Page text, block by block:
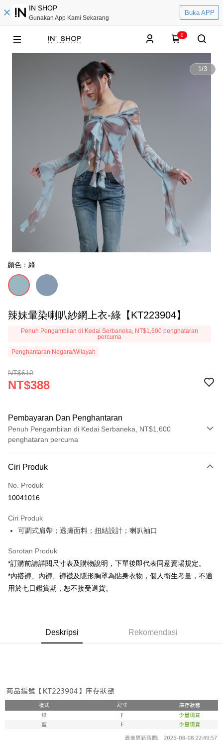
IN SHOP
Gunakan App Kami Sekarang
Buka APP
0
1/3
顏色：綠
辣妹暈染喇叭紗網上衣-綠【KT223904】
Penuh Pengambilan di Kedai Serbaneka, NT$1,600 penghataran
percuma
Penghantaran Negara/Wilayah
NT$610
NT$388
Pembayaran Dan Penghantaran
Penuh Pengambilan di Kedai Serbaneka, NT$1,600
penghataran percuma
Kad Kredit (Bayaran Penuh)
Pengambilan di Kedai Serbaneka
Apple Pay
Google Pay
OP Pay Later
Deskripsi
pengguna Taiwan Mobile tanpa memerlukan permohonan tambahan.
disahkan.
Had kredit yang diluluskan, tempoh ansuran yang tersedia, dan yuran
yang dikenakan adalah tertakluk kepada maklumat yang dinyatakan
Pertama, Mengenai Perkhidmatan AFTEE Beli Sekarang Bayar Kemudian
1. Dengan memilih AFTEE sebagai kaedah pembayaran, mesej
4. Setelah pesanan disahkan, anda akan menerima SMS pembayaran
manakala ahli aplikasi akan menerima pemberitahuan tolak aplikasi
5. Tiada bayaran diperlukan apabila anda menerima produk. Sila buat
pembayaran di empat kedai serbaneka utama, ATM atau perbankan
dalam talian dengan SMS pembayaran atau pemberitahuan tolak aplikasi
Pemindahan ATM
NT$60/pesanan | Penghantaran percuma untuk pesanan
NT$1,800 atau lebih
付款後全家取貨
NT$60/pesanan | Penghantaran percuma untuk pesanan
Ciri Produk
No. Produk
10041016
Ciri Produk
可調式肩帶；透膚面料；扭結設計；喇叭袖口
Sorotan Produk
*訂購前請詳閱尺寸表及購物說明，下單後即代表同意賣場規定。
*內搭褲、內褲、褲襪及隱形胸罩為貼身衣物，個人衛生考量，不適
用於七日鑑賞期，恕不接受退貨。
Deskripsi Rekomendasi